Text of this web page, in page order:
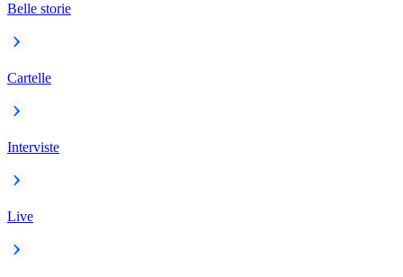
Belle storie
Cartelle
Interviste
Live